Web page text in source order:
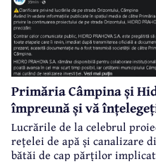
Primăria Câmpina și
împreună și vă
Lucrările de la celebrul
rețelei de apă și canalizare
bătăi de cap părților